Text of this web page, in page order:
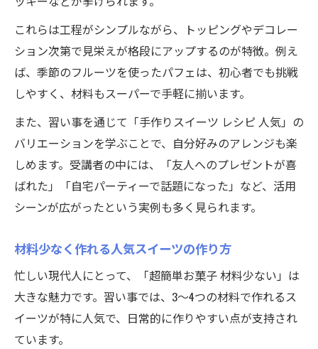
これらは工程がシンプルながら、トッピングやデコレー
ション次第で見栄えが格段にアップするのが特徴。例え
ば、季節のフルーツを使ったパフェは、初心者でも挑戦
しやすく、材料もスーパーで手軽に揃います。
また、習い事を通じて「手作りスイーツ レシピ 人気」の
バリエーションを学ぶことで、自分好みのアレンジも楽
しめます。受講者の中には、「友人へのプレゼントが喜
ばれた」「自宅パーティーで話題になった」など、活用
シーンが広がったという実例も多く見られます。
材料少なく作れる人気スイーツの作り方
忙しい現代人にとって、「超簡単お菓子 材料少ない」は
大きな魅力です。習い事では、3〜4つの材料で作れるス
イーツが特に人気で、日常的に作りやすい点が支持され
ています。